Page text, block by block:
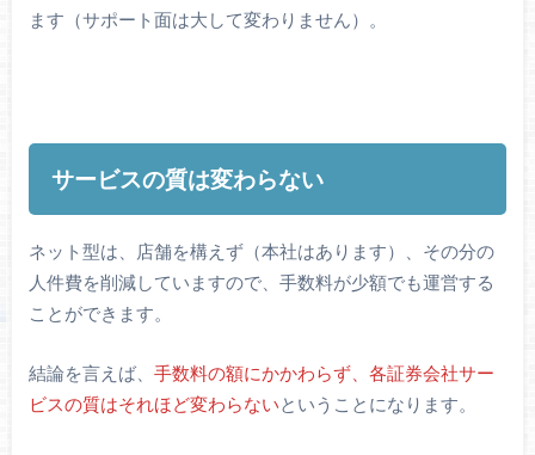
ます（サポート面は大して変わりません）。
サービスの質は変わらない
ネット型は、店舗を構えず（本社はあります）、その分の
人件費を削減していますので、手数料が少額でも運営する
ことができます。
結論を言えば、 手数料の額にかかわらず、各証券会社サー
ビスの質はそれほど変わらないということになります。